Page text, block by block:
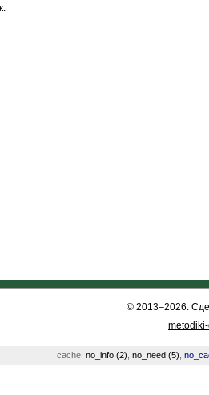
© 2013–2026.
cache: no_info (2) no_need (5)